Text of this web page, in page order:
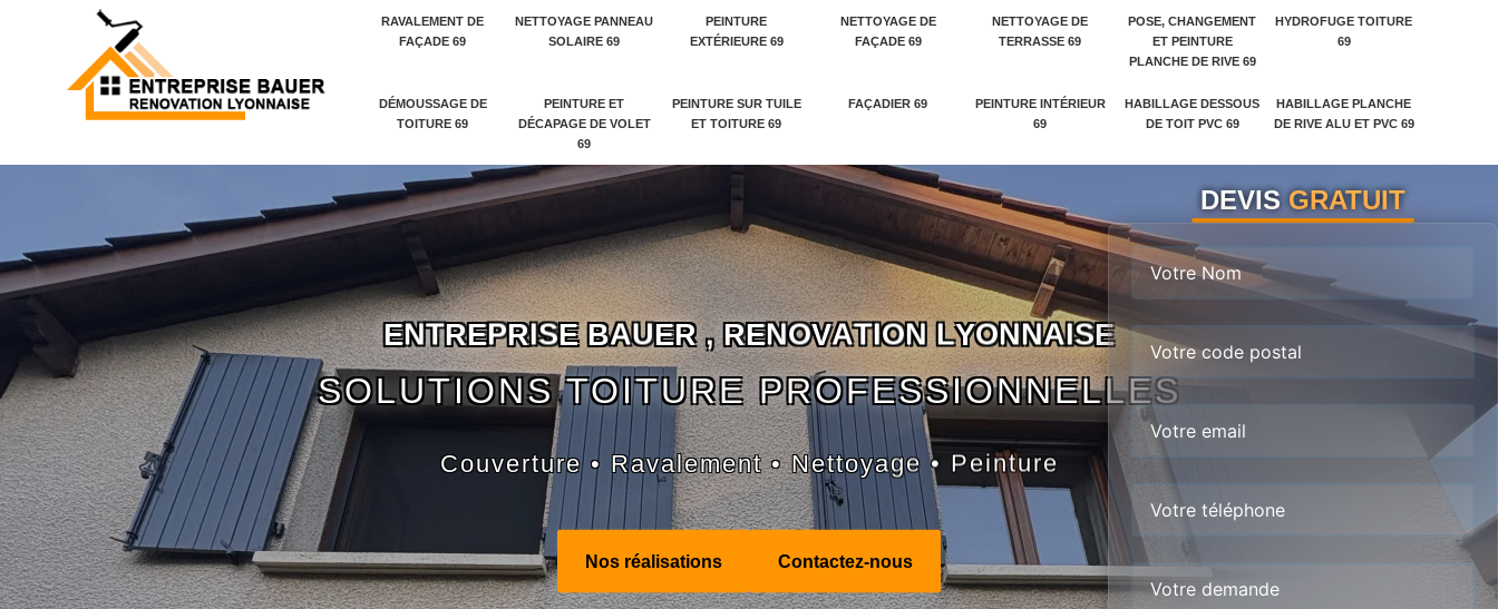
RAVALEMENT DE
FAÇADE 69
NETTOYAGE PANNEAU
SOLAIRE 69
PEINTURE
EXTÉRIEURE 69
NETTOYAGE DE
FAÇADE 69
NETTOYAGE DE
TERRASSE 69
POSE, CHANGEMENT
ET PEINTURE
PLANCHE DE RIVE 69
HYDROFUGE TOITURE
69
DÉMOUSSAGE DE
TOITURE 69
PEINTURE ET
DÉCAPAGE DE VOLET
69
PEINTURE SUR TUILE
ET TOITURE 69
FAÇADIER 69
PEINTURE INTÉRIEUR
69
HABILLAGE DESSOUS
DE TOIT PVC 69
HABILLAGE PLANCHE
DE RIVE ALU ET PVC 69
ENTREPRISE BAUER , RENOVATION LYONNAISE
SOLUTIONS TOITURE PROFESSIONNELLES
Couverture • Ravalement • Nettoyage • Peinture
Nos réalisations Contactez-nous
DEVISGRATUIT